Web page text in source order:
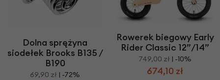
Dolna sprężyna
siodełek Brooks B135 /
B190
69,90 zł | -72%
Rowerek biegowy Early
Rider Classic 12”/14”
749,00 zł | -10%
674,10 zł